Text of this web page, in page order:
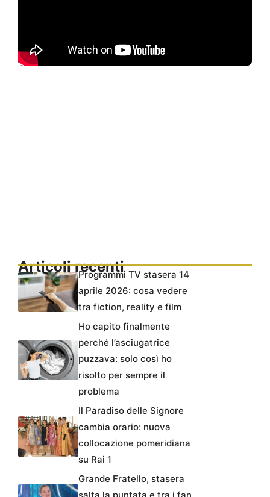
Articoli recentiProgrammi TV stasera 14
aprile 2026: cosa vedere
tra fiction, reality e film
Ho capito finalmente
perché l’asciugatrice
puzzava: solo così ho
risolto per sempre il
problema
Il Paradiso delle Signore
cambia orario: nuova
collocazione pomeridiana
su Rai 1
Grande Fratello, stasera